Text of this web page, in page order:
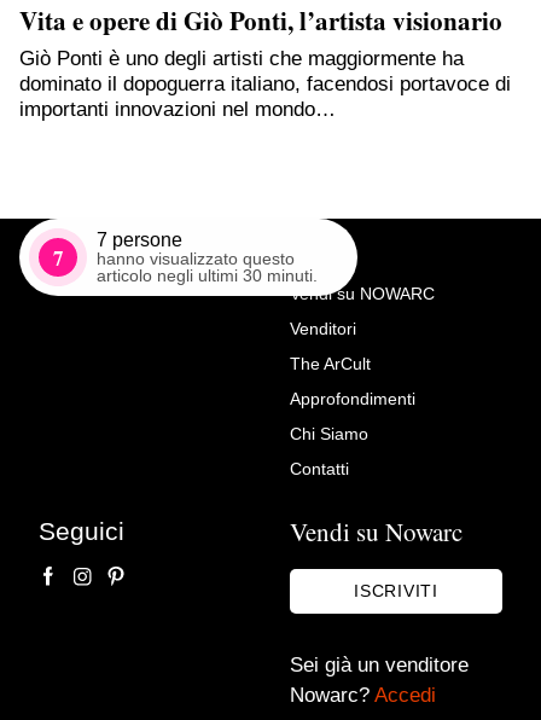
Vita e opere di Giò Ponti, l’artista visionario
Giò Ponti è uno degli artisti che maggiormente ha
dominato il dopoguerra italiano, facendosi portavoce di
importanti innovazioni nel mondo…
7
7 persone
hanno visualizzato questo
articolo negli ultimi 30 minuti.
Richiedi Maggiori Info su
Antico armadio in pioppo
secolo XVIII
Vendi su NOWARC
Venditori
The ArCult
Approfondimenti
Chi Siamo
Contatti
Seguici Vendi su Nowarc
ISCRIVITI
Sei già un venditore
Nowarc? Accedi